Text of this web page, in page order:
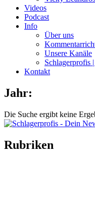
Videos
Podcast
Info
Über uns
Unsere Kanäle
Kontakt
Jahr:
Die Suche ergibt keine
Rubriken